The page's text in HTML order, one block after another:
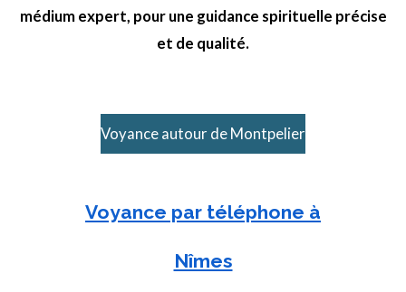
médium expert, pour une guidance spirituelle précise
et de qualité.
Voyance autour de Montpelier
Voyance par téléphone à
Nîmes